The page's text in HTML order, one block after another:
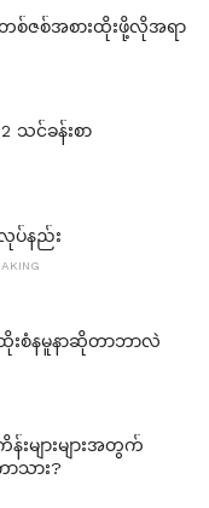
ဇစ်အစားထိုးဖို့လိုအရာ
သင်ခန်းစာ
လုပ်နည်း
စံနမူနာဆိုတာဘာလဲ
များများအတွက်
သား?